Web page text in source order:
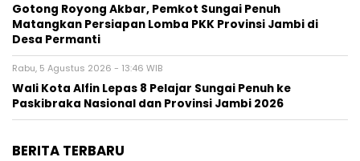
Gotong Royong Akbar, Pemkot Sungai Penuh
Matangkan Persiapan Lomba PKK Provinsi Jambi di
Desa Permanti
Rabu, 5 Agustus 2026 - 13:46 WIB
Wali Kota Alfin Lepas 8 Pelajar Sungai Penuh ke
Paskibraka Nasional dan Provinsi Jambi 2026
BERITA TERBARU